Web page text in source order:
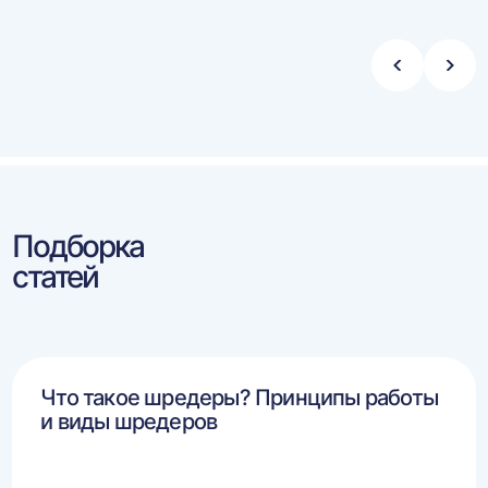
Стрелка
Подборка
статей
Что такое шредеры? Принципы работы
и виды шредеров